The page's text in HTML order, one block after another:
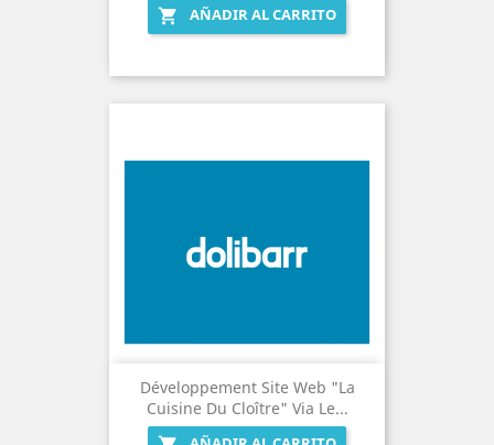
 AÑADIR AL CARRITO
Développement Site Web "La
Cuisine Du Cloître" Via Le...